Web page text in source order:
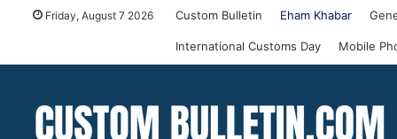
Friday, August 7 2026 Custom Bulletin Eham Khabar
International Customs Day Mobile